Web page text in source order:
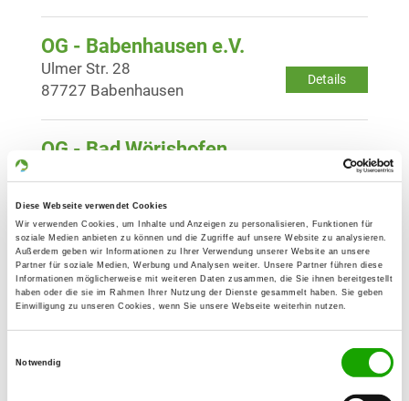
Diese Webseite verwendet Cookies
Wir verwenden Cookies, um Inhalte und Anzeigen zu personalisieren, Funktionen für
soziale Medien anbieten zu können und die Zugriffe auf unsere Website zu analysieren.
Außerdem geben wir Informationen zu Ihrer Verwendung unserer Website an unsere
Partner für soziale Medien, Werbung und Analysen weiter. Unsere Partner führen diese
Informationen möglicherweise mit weiteren Daten zusammen, die Sie ihnen bereitgestellt
haben oder die sie im Rahmen Ihrer Nutzung der Dienste gesammelt haben. Sie geben
Einwilligung zu unseren Cookies, wenn Sie unsere Webseite weiterhin nutzen.
Notwendig
OG - Babenhausen e.V.
Details
Ulmer Str. 28
87727 Babenhausen
OG - Bad Wörishofen
Details
OG - Buchloe und Umgebung e.V.
Details
Eschenlohstr. 19
86807 Buchloe
OG - Kaufbeuren u. Umgeb. e.V.